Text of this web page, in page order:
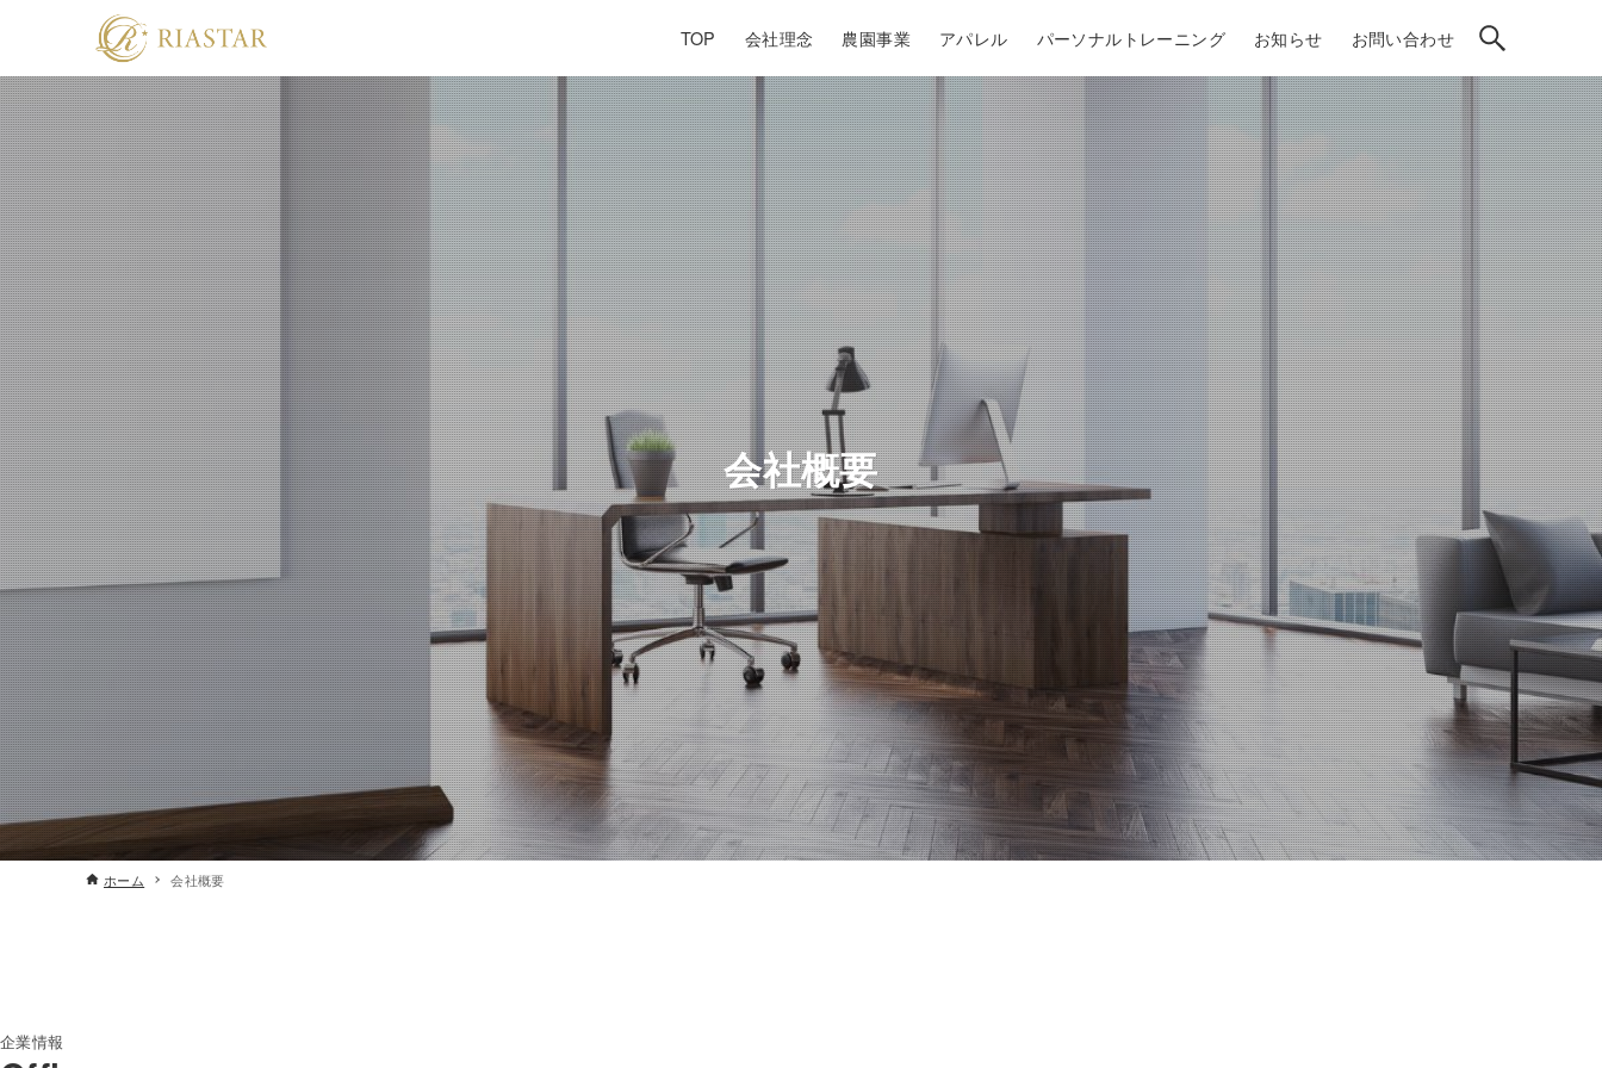
TOP 会社理念 農園事業 アパレル パーソナルトレーニング お知らせ お問い合わせ
会社概要
ホーム 会社概要
企業情報